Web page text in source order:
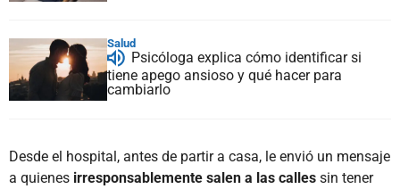
Salud
Psicóloga explica cómo identificar si
tiene apego ansioso y qué hacer para
cambiarlo
Desde el hospital, antes de partir a casa, le envió un mensaje
a quienes irresponsablemente salen a las calles sin tener